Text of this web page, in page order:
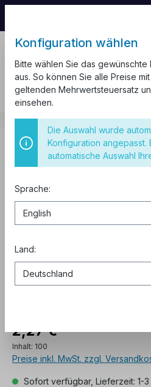
Kabel und Leitungen
Nagelschellen
2,27 €*
Inhalt: 100
Preise inkl. MwSt. zzgl.
Sofort verfügbar, Lieferzeit: 1-
Konfiguration wählen
Bitte wählen Sie das
aus. So können Sie alle Preise
geltenden Mehrwertsteuersatz
einsehen.
Die Auswahl wurde
Konfiguration
automatische Auswahl
Sprache:
Land: